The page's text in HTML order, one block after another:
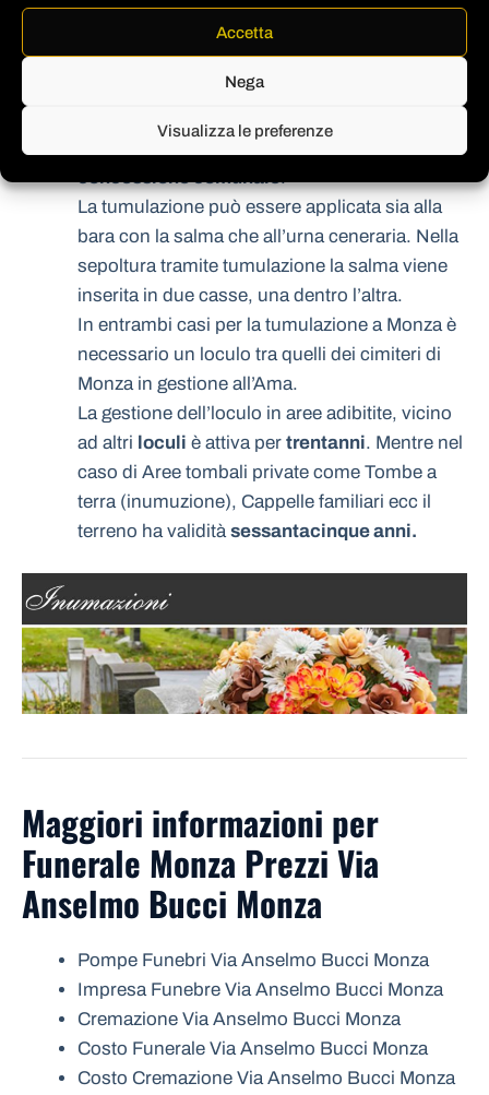
Accetta
Nega
Visualizza le preferenze
Nella tumulazione la salma o l’urna viene
inserita all’interno diloculi
concessione comunale.
La tumulazione può essere applicata sia alla
bara con la salma che all’urna ceneraria. Nella
sepoltura tramite tumulazione la salma viene
inserita in due casse, una dentro l’altra.
In entrambi casi per la tumulazione a Monza è
necessario un loculo tra quelli dei cimiteri di
Monza in gestione all’Ama.
La gestione dell’loculo in aree adibitite, vicino
ad altri loculi è attiva per trentanni. Mentre nel
caso di Aree tombali private come Tombe a
terra (inumuzione), Cappelle familiari ecc il
terreno ha validitàsessantacinque anni.
Maggiori informazioni per
Funerale Monza Prezzi Via
Anselmo Bucci Monza
Pompe Funebri Via Anselmo Bucci Monza
Impresa Funebre Via Anselmo Bucci Monza
Cremazione Via Anselmo Bucci Monza
Costo Funerale Via Anselmo Bucci Monza
Costo Cremazione Via Anselmo Bucci Monza